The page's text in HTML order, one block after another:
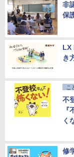
非
保
LX
き
こ
不
く
修